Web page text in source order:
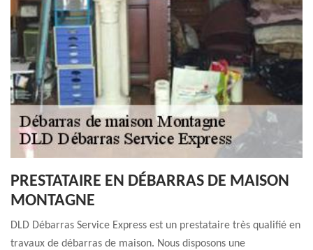
PRESTATAIRE EN DÉBARRAS DE MAISON
MONTAGNE
DLD Débarras Service Express est un prestataire très qualifié en
travaux de débarras de maison. Nous disposons une